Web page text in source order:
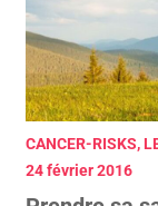
CANCER-RISKS,
24 février 2016